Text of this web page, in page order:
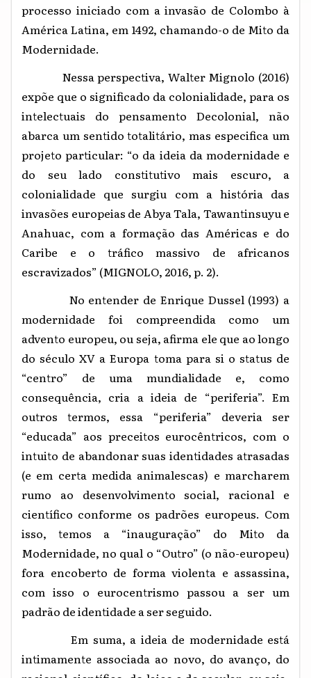
processo iniciado com a invasão de Colombo à
América Latina, em 1492, chamando-o de Mito da
Modernidade.
Nessa perspectiva, Walter Mignolo (2016)
expõe que o significado da colonialidade, para os
intelectuais do pensamento Decolonial, não
abarca um sentido totalitário, mas especifica um
projeto particular: “o da ideia da modernidade e
do seu lado constitutivo mais escuro, a
colonialidade que surgiu com a história das
invasões europeias de Abya Tala, Tawantinsuyu e
Anahuac, com a formação das Américas e do
Caribe e o tráfico massivo de africanos
escravizados” (MIGNOLO, 2016, p. 2).
No entender de Enrique Dussel (1993) a
modernidade foi compreendida como um
advento europeu, ou seja, afirma ele que ao longo
do século XV a Europa toma para si o status de
“centro” de uma mundialidade e, como
consequência, cria a ideia de “periferia”. Em
outros termos, essa “periferia” deveria ser
“educada” aos preceitos eurocêntricos, com o
intuito de abandonar suas identidades atrasadas
(e em certa medida animalescas) e marcharem
rumo ao desenvolvimento social, racional e
científico conforme os padrões europeus. Com
isso, temos a “inauguração” do Mito da
Modernidade, no qual o “Outro” (o não-europeu)
fora encoberto de forma violenta e assassina,
com isso o eurocentrismo passou a ser um
padrão de identidade a ser seguido.
Em suma, a ideia de modernidade está
intimamente associada ao novo, do avanço, do